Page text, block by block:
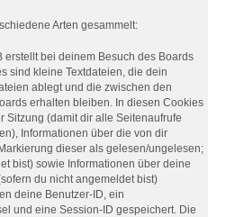
Arten gesammelt:
erstellt bei deinem Besuch des Boards
sind kleine Textdateien, die dein
ablegt und die zwischen den
erhalten bleiben. In diesen Cookies
Sitzung (damit dir alle Seitenaufrufe
Informationen über die von dir
dieser als gelesen/ungelesen;
bist) sowie Informationen über deine
du nicht angemeldet bist)
deine Benutzer-ID, ein
und eine Session-ID gespeichert. Die